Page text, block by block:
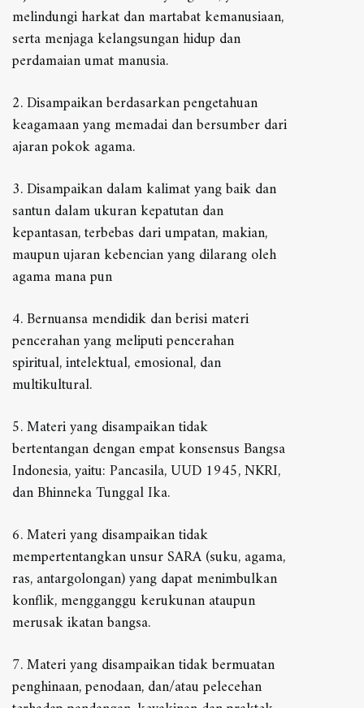
melindungi harkat dan martabat kemanusiaan,
serta menjaga kelangsungan hidup dan
perdamaian umat manusia.
2. Disampaikan berdasarkan pengetahuan
keagamaan yang memadai dan bersumber dari
ajaran pokok agama.
3. Disampaikan dalam kalimat yang baik dan
santun dalam ukuran kepatutan dan
kepantasan, terbebas dari umpatan, makian,
maupun ujaran kebencian yang dilarang oleh
agama mana pun
4. Bernuansa mendidik dan berisi materi
pencerahan yang meliputi pencerahan
spiritual, intelektual, emosional, dan
multikultural.
5. Materi yang disampaikan tidak
bertentangan dengan empat konsensus Bangsa
Indonesia, yaitu: Pancasila, UUD 1945, NKRI,
dan Bhinneka Tunggal Ika.
6. Materi yang disampaikan tidak
mempertentangkan unsur SARA (suku, agama,
ras, antargolongan) yang dapat menimbulkan
konflik, mengganggu kerukunan ataupun
merusak ikatan bangsa.
7. Materi yang disampaikan tidak bermuatan
penghinaan, penodaan, dan/atau pelecehan